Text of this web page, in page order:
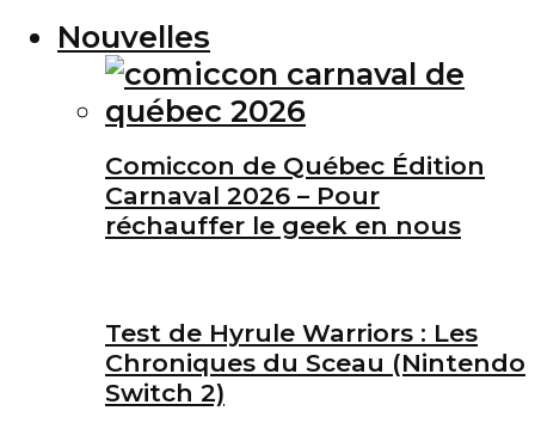
Nouvelles
Comiccon de Québec Édition
Carnaval 2026 – Pour
réchauffer le geek en nous
Test de Hyrule Warriors : Les
Chroniques du Sceau (Nintendo
Switch 2)